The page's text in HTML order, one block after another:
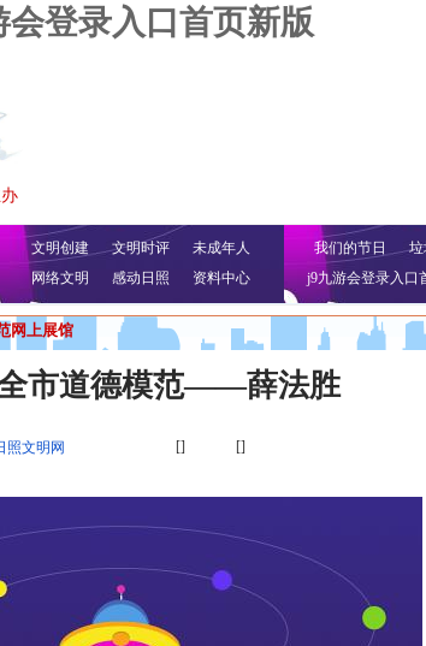
会登录入口首页新版
文明创建 文明时评
未成年人
网络文明
感动日照 资料中心
我们的节日
j9九游会登录入口
网上展馆
市道德模范——薛法胜
照文明网 [] []